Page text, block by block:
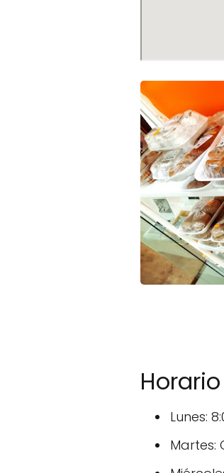
Lunes:
Martes: